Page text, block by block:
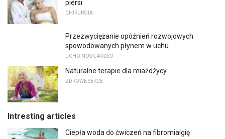
piersi
CHIRURGIA
Przezwyciężanie opóźnień rozwojowych
spowodowanych płynem w uchu
UCHO NOS GARDŁO
Naturalne terapie dla miażdżycy
ZDROWE SERCE
Intresting articles
Ciepła woda do ćwiczeń na fibromialgię